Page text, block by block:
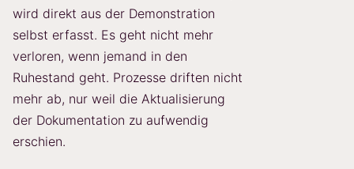
wird direkt aus der Demonstration
selbst erfasst. Es geht nicht mehr
verloren, wenn jemand in den
Ruhestand geht. Prozesse driften nicht
mehr ab, nur weil die Aktualisierung
der Dokumentation zu aufwendig
erschien.